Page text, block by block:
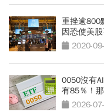
重挫逾800
因恐使美
2020-
0050沒有
有85％！
2026-